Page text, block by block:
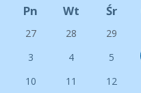
Pn Wt Śr
27 28 29
3
4 5
10
11 12